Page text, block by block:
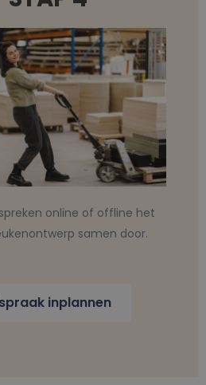
online of offline het
samen door.
inplannen